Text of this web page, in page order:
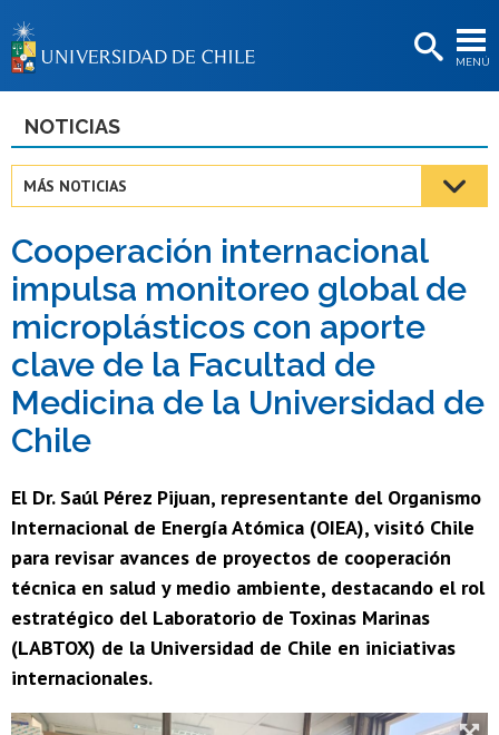
MENÚ
BIBLIOTECAS
Estudiantes
Académicas/os
Funcionarias/os
Egresadas/os
NOTICIAS
MÁS NOTICIAS
Cooperación internacional
impulsa monitoreo global de
microplásticos con aporte
clave de la Facultad de
Medicina de la Universidad de
Chile
El Dr. Saúl Pérez Pijuan, representante del Organismo
Internacional de Energía Atómica (OIEA), visitó Chile
para revisar avances de proyectos de cooperación
técnica en salud y medio ambiente, destacando el rol
estratégico del Laboratorio de Toxinas Marinas
(LABTOX) de la Universidad de Chile en iniciativas
internacionales.